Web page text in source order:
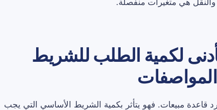
والنقل هي متغيرات منفصلة.
لكمية الطلب للشريط
قاعدة مبيعات. فهو يتأثر بكمية الشريط الأساسي التي يجب